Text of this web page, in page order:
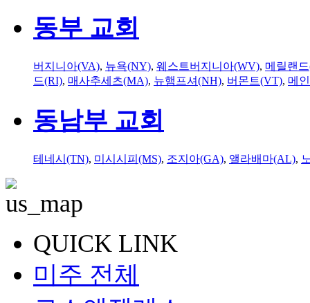
동부 교회
버지니아(VA), 뉴욕(NY), 웨스트버지니아(WV), 메릴랜
드(RI), 매사추세츠(MA), 뉴햄프셔(NH), 버몬트(VT), 메
동남부 교회
테네시(TN), 미시시피(MS), 조지아(GA), 앨라배마(AL),
QUICK LINK
미주 전체